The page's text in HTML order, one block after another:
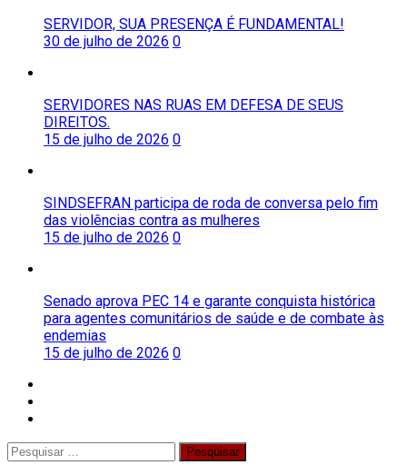
SERVIDOR, SUA PRESENÇA É FUNDAMENTAL!
30 de julho de 2026 0
SERVIDORES NAS RUAS EM DEFESA DE SEUS
DIREITOS.
15 de julho de 2026 0
SINDSEFRAN participa de roda de conversa pelo fim
das violências contra as mulheres
15 de julho de 2026 0
Senado aprova PEC 14 e garante conquista histórica
para agentes comunitários de saúde e de combate às
endemias
15 de julho de 2026 0
Pesquisar